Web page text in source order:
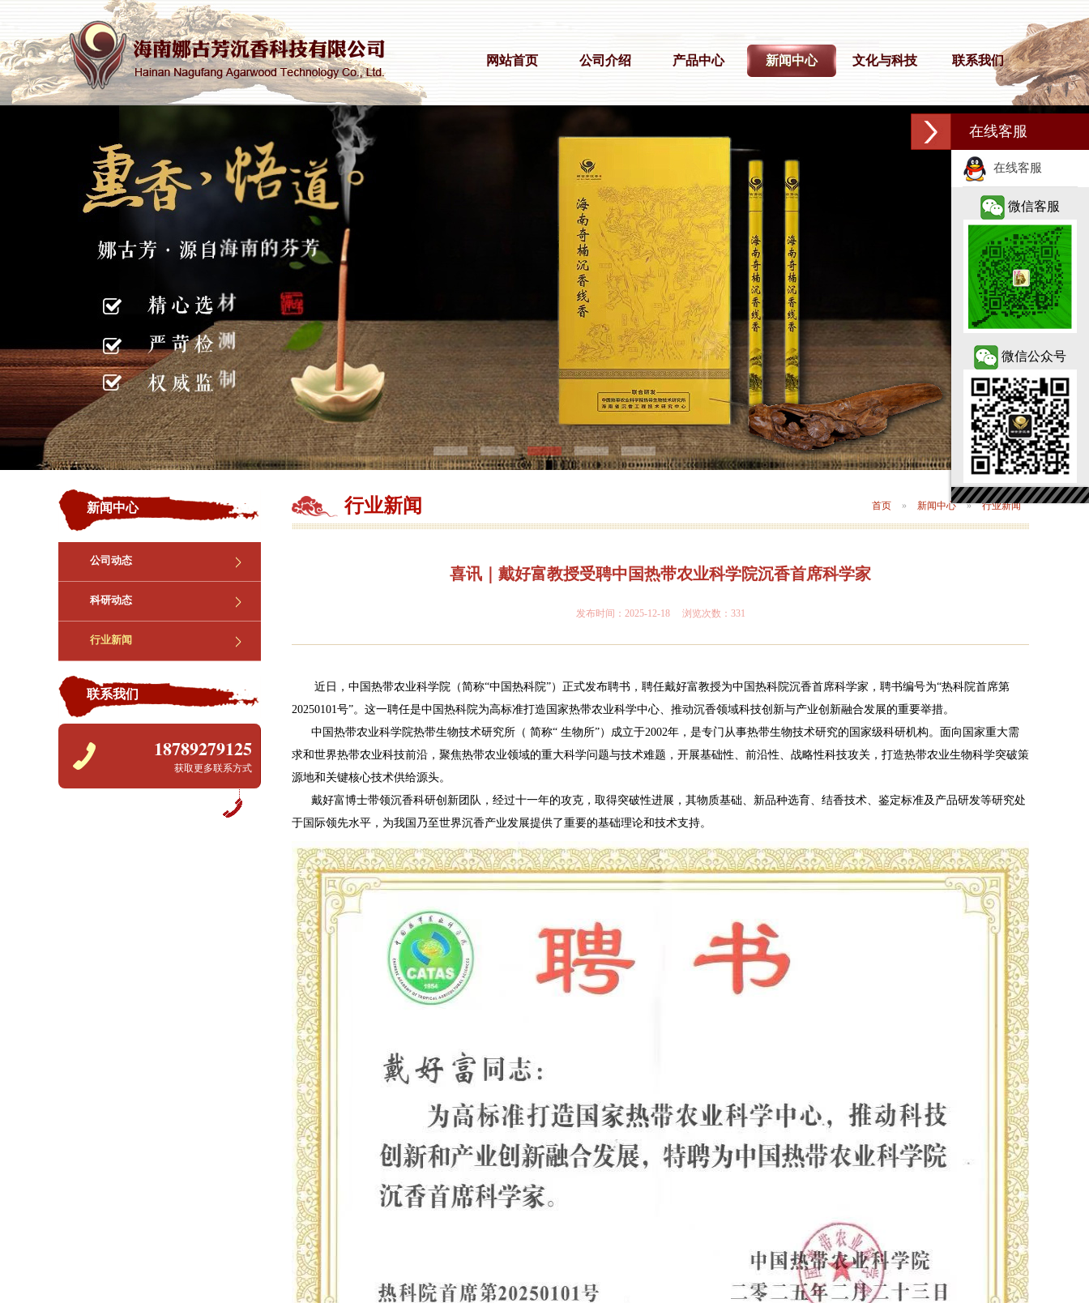
网站首页 公司介绍 产品中心 新闻中心 文化与科技 联系我们
1 2 3 4 5
新闻中心
公司动态
科研动态
行业新闻
联系我们
18789279125
获取更多联系方式
行业新闻 首页 » 新闻中心 » 行业新闻
喜讯｜戴好富教授受聘中国热带农业科学院沉香首席科学家
发布时间：2025-12-18 浏览次数： 331
近日，中国热带农业科学院（简称“中国热科院”）正式发布聘书，聘任戴好富教授为中国热科院沉香首席科学家，聘书编号为“热科院首席第
20250101号”。这一聘任是中国热科院为高标准打造国家热带农业科学中心、推动沉香领域科技创新与产业创新融合发展的重要举措。
中国热带农业科学院热带生物技术研究所（ 简称“ 生物所”）成立于2002年，是专门从事热带生物技术研究的国家级科研机构。面向国家重大需
求和世界热带农业科技前沿，聚焦热带农业领域的重大科学问题与技术难题，开展基础性、前沿性、战略性科技攻关，打造热带农业生物科学突破策
源地和关键核心技术供给源头。
戴好富博士带领沉香科研创新团队，经过十一年的攻克，取得突破性进展，其物质基础、新品种选育、结香技术、鉴定标准及产品研发等研究处
于国际领先水平，为我国乃至世界沉香产业发展提供了重要的基础理论和技术支持。
在线客服
在线客服
微信客服
微信公众号